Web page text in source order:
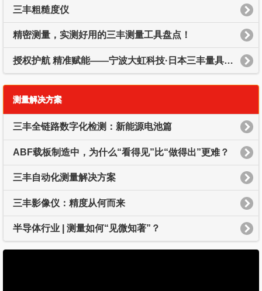
三丰粗糙度仪
精密测量，实测好用的三丰测量工具盘点！
授权护航 精准赋能——宁波大虹科技·日本三丰量具中国代理商
测量解决方案
三丰全链路数字化检测：新能源电池篇
ABF载板制造中，为什么“看得见”比“做得出”更难？
三丰自动化测量解决方案
三丰影像仪：精度从何而来
半导体行业 | 测量如何“见微知著”？